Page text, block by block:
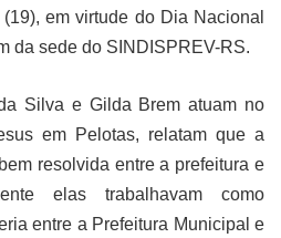
em virtude do Dia Nacional
da sede do SINDISPREV-RS.
Silva e Gilda Brem atuam no
em Pelotas, relatam que a
resolvida entre a prefeitura e
elas trabalhavam como
entre a Prefeitura Municipal e